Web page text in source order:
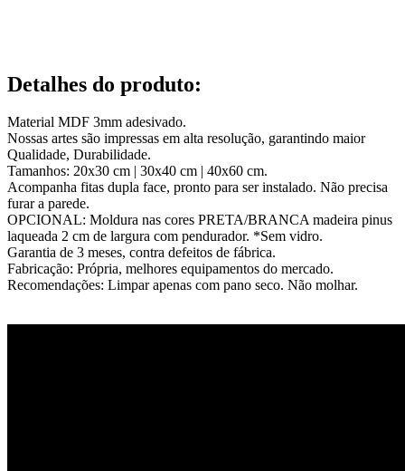
Detalhes do produto:
Material MDF 3mm adesivado.
Nossas artes são impressas em alta resolução, garantindo maior
Qualidade, Durabilidade.
Tamanhos: 20x30 cm | 30x40 cm | 40x60 cm.
Acompanha fitas dupla face, pronto para ser instalado. Não precisa
furar a parede.
OPCIONAL: Moldura nas cores PRETA/BRANCA madeira pinus
laqueada 2 cm de largura com pendurador. *Sem vidro.
Garantia de 3 meses, contra defeitos de fábrica.
Fabricação: Própria, melhores equipamentos do mercado.
Recomendações: Limpar apenas com pano seco. Não molhar.